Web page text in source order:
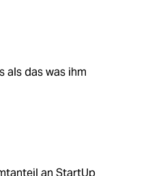
als das was ihm
an StartUp